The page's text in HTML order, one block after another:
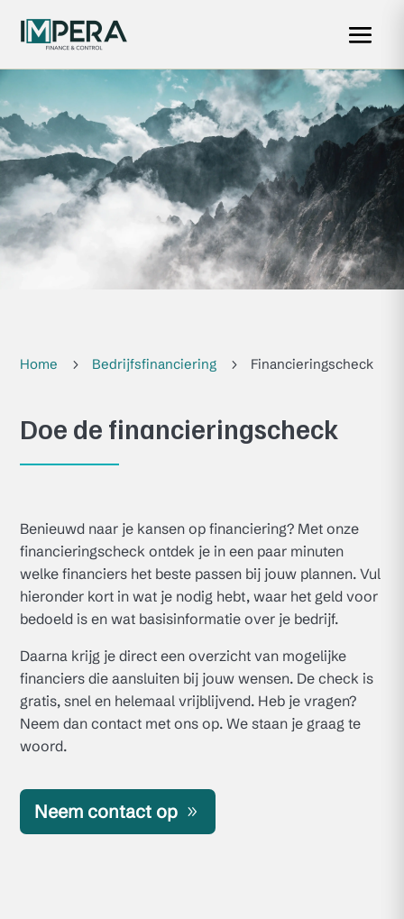
Home 5 Bedrijfsfinanciering 5 Financieringscheck
Doe de financieringscheck
Benieuwd naar je kansen op financiering? Met onze
financieringscheck ontdek je in een paar minuten
welke financiers het beste passen bij jouw plannen. Vul
hieronder kort in wat je nodig hebt, waar het geld voor
bedoeld is en wat basisinformatie over je bedrijf.
Daarna krijg je direct een overzicht van mogelijke
financiers die aansluiten bij jouw wensen. De check is
gratis, snel en helemaal vrijblijvend. Heb je vragen?
Neem dan contact met ons op. We staan je graag te
woord.
Neem contact op